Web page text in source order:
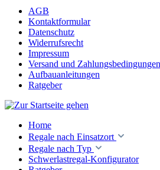
AGB
Kontaktformular
Datenschutz
Widerrufsrecht
Impressum
Versand und Zahlungsbedingungen
Aufbauanleitungen
Ratgeber
Home
Regale nach Einsatzort
Regale nach Typ
Schwerlastregal-Konfigurator